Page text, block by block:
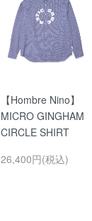
【Hombre Nino】
MICRO GINGHAM
CIRCLE SHIRT
26,400円(税込)